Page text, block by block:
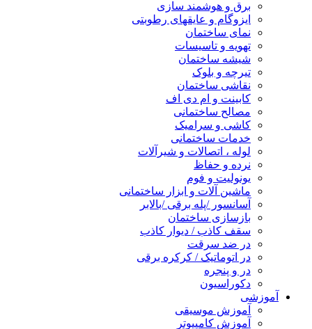
برق و هوشمند سازی
ایزوگام و عایقهای رطوبتی
نمای ساختمان
تهویه و تاسیسات
شیشه ساختمان
تیرچه و بلوک
نقاشی ساختمان
کابینت و ام دی اف
مصالح ساختمانی
کاشی و سرامیک
خدمات ساختمانی
لوله ، اتصالات و شیرآلات
نرده و حفاظ
یونولیت و فوم
ماشین آلات و ابزار ساختمانی
آسانسور /پله برقی /بالابر
بازسازی ساختمان
سقف کاذب / دیوار کاذب
در ضد سرقت
در اتوماتیک / کرکره برقی
در و پنجره
دکوراسیون
آموزشی
آموزش موسیقی
آموزش کامپیوتر